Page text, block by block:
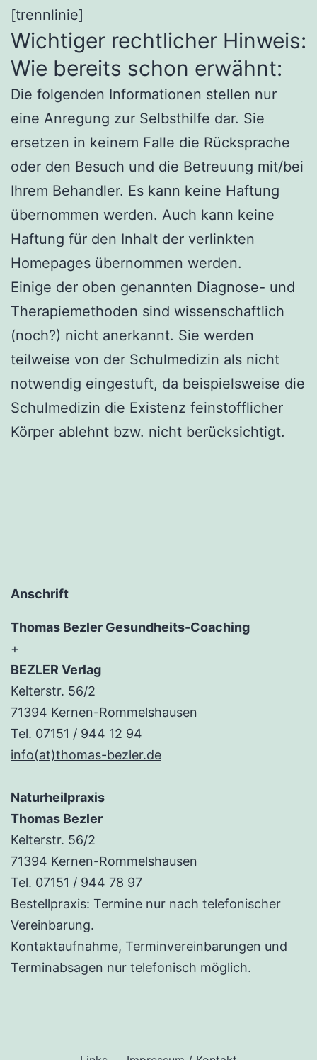
[trennlinie]
Wichtiger rechtlicher Hinweis:
Wie bereits schon erwähnt:
Die folgenden Informationen stellen nur
eine Anregung zur Selbsthilfe dar. Sie
ersetzen in keinem Falle die Rücksprache
oder den Besuch und die Betreuung mit/bei
Ihrem Behandler. Es kann keine Haftung
übernommen werden. Auch kann keine
Haftung für den Inhalt der verlinkten
Homepages übernommen werden.
Einige der oben genannten Diagnose- und
Therapiemethoden sind wissenschaftlich
(noch?) nicht anerkannt. Sie werden
teilweise von der Schulmedizin als nicht
notwendig eingestuft, da beispielsweise die
Schulmedizin die Existenz feinstofflicher
Körper ablehnt bzw. nicht berücksichtigt.
Anschrift
Thomas Bezler Gesundheits-Coaching
+
BEZLER Verlag
Kelterstr. 56/2
71394 Kernen-Rommelshausen
Tel. 07151 / 944 12 94
info(at)thomas-bezler.de
Naturheilpraxis
Thomas Bezler
Kelterstr. 56/2
71394 Kernen-Rommelshausen
Tel. 07151 / 944 78 97
Bestellpraxis: Termine nur nach telefonischer
Vereinbarung.
Kontaktaufnahme, Terminvereinbarungen und
Terminabsagen nur telefonisch möglich.